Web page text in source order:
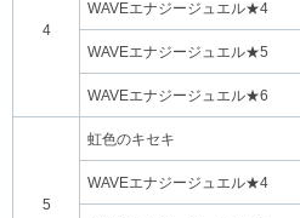
4
WAVEエナジージュエル★4
WAVEエナジージュエル★5
WAVEエナジージュエル★6
5
虹色のキセキ
WAVEエナジージュエル★4